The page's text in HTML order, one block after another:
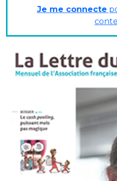
de fonction à la manière
Je me connecte